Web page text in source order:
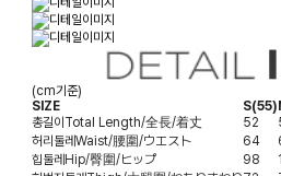
(cm기준)
SIZE
S(55)
총길이 Total Length/全長/着丈 52
허리둘레 Waist/腰圍/ウエスト 64
힙둘레 Hip/臀圍/ヒップ 98